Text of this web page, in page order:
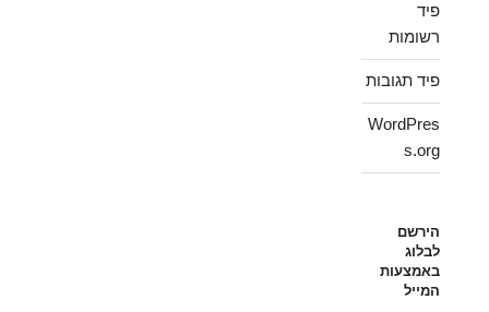
פיד
רשומות
פיד תגובות
WordPres
s.org
הירשם
לבלוג
באמצעות
המייל